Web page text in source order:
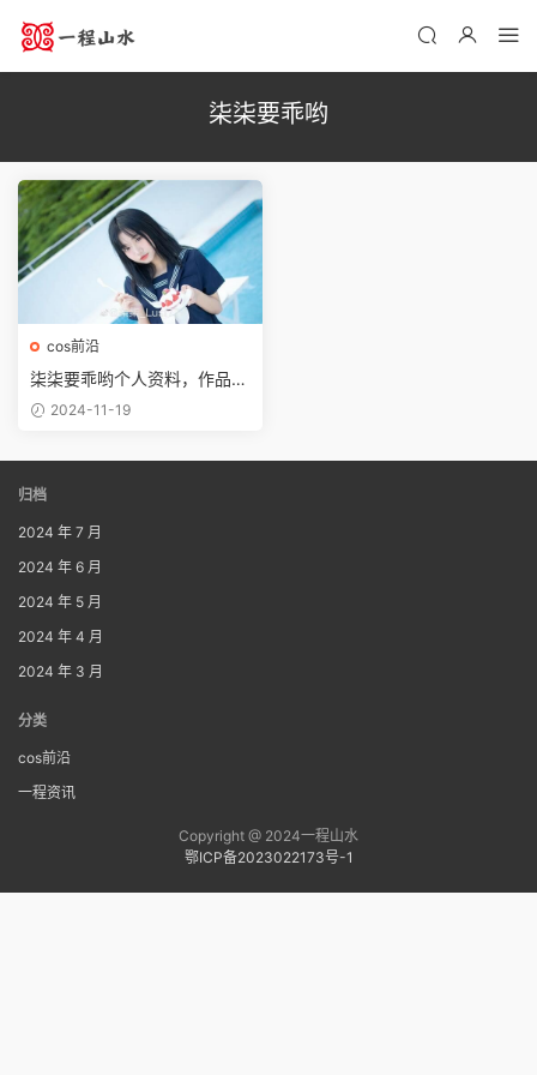
柒柒要乖哟
cos前沿
柒柒要乖哟个人资料，作品合
集预览2024-11-19
归档
2024 年 7 月
2024 年 6 月
2024 年 5 月
2024 年 4 月
2024 年 3 月
分类
cos前沿
一程资讯
Copyright @ 2024一程山水
鄂ICP备2023022173号-1